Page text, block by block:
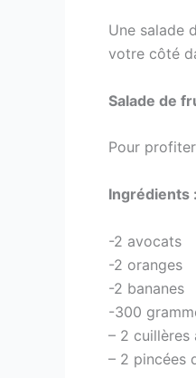
Une salade
votre côté
Salade de
Pour
Ingrédients :
-2 avocats
-2 oranges
-2 bananes
-300
– 2 cuillères
– 2 pincées